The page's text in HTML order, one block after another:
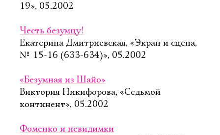
19», 05.2002
Честь безумцу!
Екатерина Дмитриевская, «Экран и сцена,
№ 15-16 (633-634)», 05.2002
«Безумная из Шайо»
Виктория Никифорова, «Седьмой
континент», 05.2002
Фоменко и невидимки